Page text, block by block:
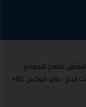
للموقع يدعم الموقع متصفحات مايكروسوفت ايدج ، فاير فوكس 65+